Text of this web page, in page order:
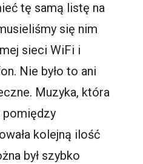
tę samą listę na
się nim
sieciWiFi i
Nie było to ani
Muzyka, która
kolejną ilość
był szybko